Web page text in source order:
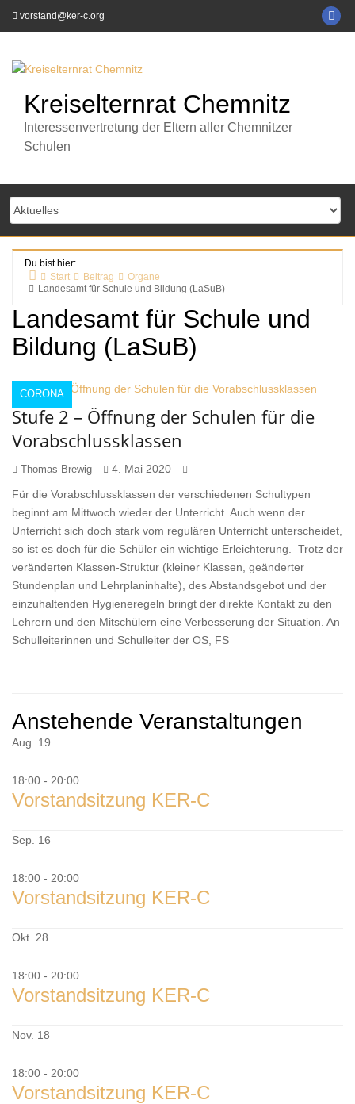
vorstand@ker-c.org
C
Kreiselternrat Chemnitz
Interessenvertretung der Eltern aller Chemnitzer
Schulen
Du bist hier:
Start
Beitrag
Organe
Landesamt für Schule und Bildung (LaSuB)
Landesamt für Schule und
Bildung (LaSuB)
CORONA
Stufe 2 – Öffnung der Schulen für die
Vorabschlussklassen
Thomas Brewig
4. Mai 2020
Für die Vorabschlussklassen der verschiedenen Schultypen
beginnt am Mittwoch wieder der Unterricht. Auch wenn der
Unterricht sich doch stark vom regulären Unterricht unterscheidet,
so ist es doch für die Schüler ein wichtige Erleichterung. Trotz der
veränderten Klassen-Struktur (kleiner Klassen, geänderter
Stundenplan und Lehrplaninhalte), des Abstandsgebot und der
einzuhaltenden Hygieneregeln bringt der direkte Kontakt zu den
Lehrern und den Mitschülern eine Verbesserung der Situation. An
Schulleiterinnen und Schulleiter der OS, FS
Untergeordnet
Seitenleiste
Anstehende Veranstaltungen
Aug. 19
18:00 - 20:00
Vorstandsitzung KER-C
Sep. 16
18:00 - 20:00
Vorstandsitzung KER-C
Okt. 28
18:00 - 20:00
Vorstandsitzung KER-C
Nov. 18
18:00 - 20:00
Vorstandsitzung KER-C